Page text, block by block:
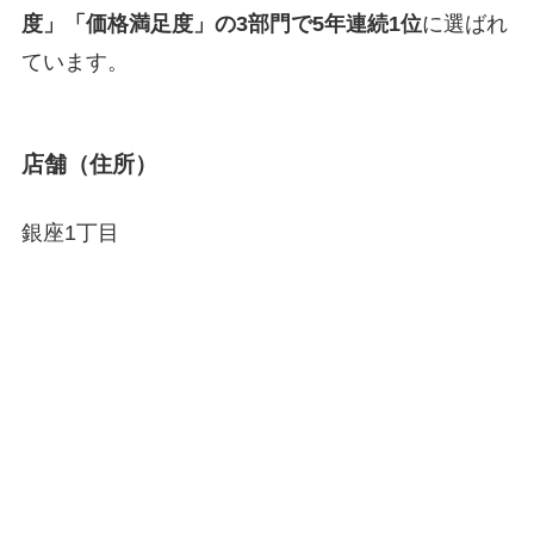
度」「価格満足度」の3部門で5年連続1位に選ばれ
ています。
店舗（住所）
銀座1丁目